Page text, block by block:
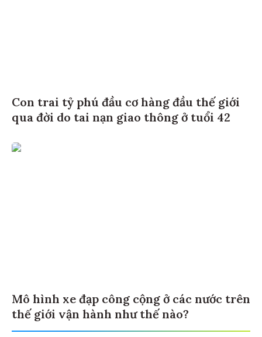
Con trai tỷ phú đầu cơ hàng đầu thế giới
qua đời do tai nạn giao thông ở tuổi 42
Mô hình xe đạp công cộng ở các nước trên
thế giới vận hành như thế nào?